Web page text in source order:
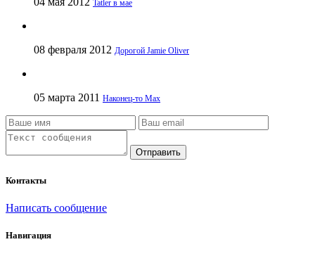
Tatler в мае
08 февраля 2012 Дорогой Jamie Oliver
05 марта 2011 Наконец-то Max
Отправить
Контакты
Написать сообщение
Навигация